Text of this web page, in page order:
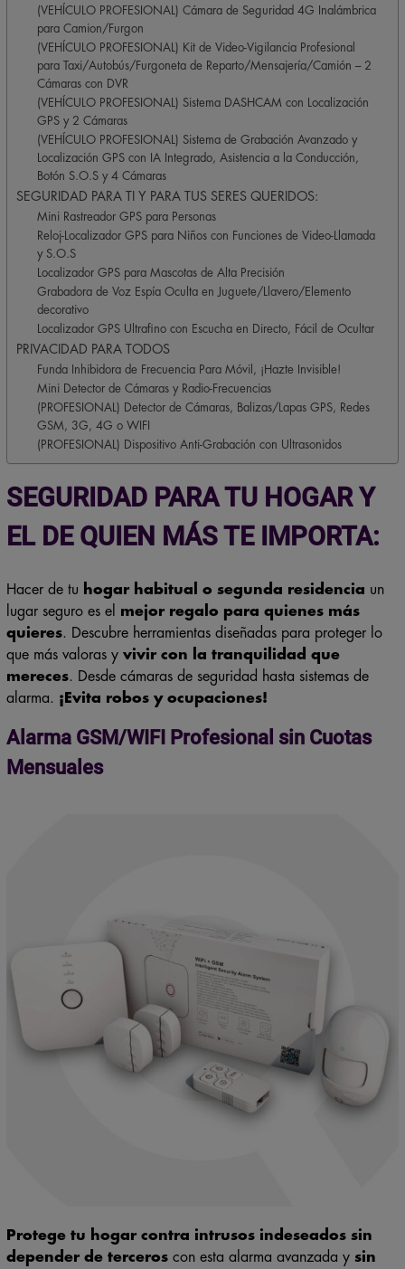
para Camion/Furgon
(VEHÍCULO PROFESIONAL) Kit de Video-Vigilancia Profesional
para Taxi/Autobús/Furgoneta de Reparto/Mensajería/Camión – 2
Cámaras con DVR
(VEHÍCULO PROFESIONAL) Sistema DASHCAM con Localización
GPS y 2 Cámaras
(VEHÍCULO PROFESIONAL) Sistema de Grabación Avanzado y
Localización GPS con IA Integrado, Asistencia a la Conducción,
Botón S.O.S y 4 Cámaras
SEGURIDAD PARA TI Y PARA TUS SERES QUERIDOS:
Mini Rastreador GPS para Personas
Reloj-Localizador GPS para Niños con Funciones de Video-Llamada
y S.O.S
Localizador GPS para Mascotas de Alta Precisión
Grabadora de Voz Espía Oculta en Juguete/Llavero/Elemento
decorativo
Localizador GPS Ultrafino con Escucha en Directo, Fácil de Ocultar
PRIVACIDAD PARA TODOS
Funda Inhibidora de Frecuencia Para Móvil, ¡Hazte Invisible!
Mini Detector de Cámaras y Radio-Frecuencias
(PROFESIONAL) Detector de Cámaras, Balizas/Lapas GPS, Redes
GSM, 3G, 4G o WIFI
(PROFESIONAL) Dispositivo Anti-Grabación con Ultrasonidos
SEGURIDAD PARA TU HOGAR Y
EL DE QUIEN MÁS TE IMPORTA:
lugar seguro es elmejor regalo para quienes más
quieres. Descubre herramientas diseñadas para proteger lo
que más valoras yvivir con la tranquilidad que
mereces. Desde cámaras de seguridad hasta sistemas de
alarma.¡Evita robos y ocupaciones!
Mensuales
depender de terceroscon esta alarma avanzada ysin
cuotas. Conalertas en tiempo real, sensores